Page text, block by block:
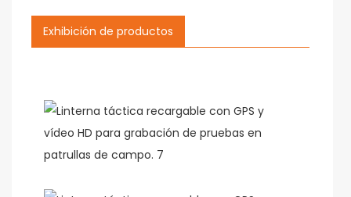
Exhibición de productos